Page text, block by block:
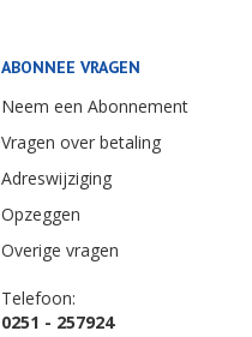
ABONNEE VRAGEN
Neem een Abonnement
Vragen over betaling
Adreswijziging
Opzeggen
Overige vragen
Telefoon:
0251 - 257924